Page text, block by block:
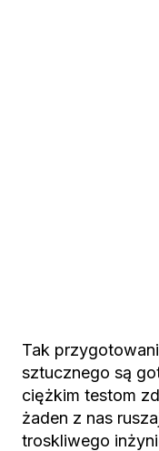
Tak
sztucznego są
ciężkim testom
żaden z nas
troskliwego